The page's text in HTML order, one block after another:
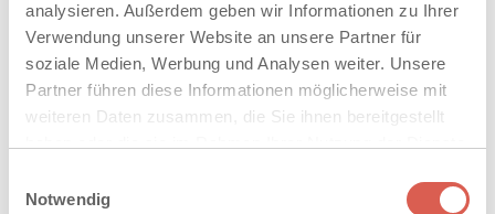
analysieren. Außerdem geben wir Informationen zu Ihrer
Verwendung unserer Website an unsere Partner für
soziale Medien, Werbung und Analysen weiter. Unsere
Partner führen diese Informationen möglicherweise mit
weiteren Daten zusammen, die Sie ihnen bereitgestellt
Cookies, wenn Sie unsere Webseite weiterhin nutzen.
Notwendig
EIGENSCHAFTEN
TECHNISCHE DATEN